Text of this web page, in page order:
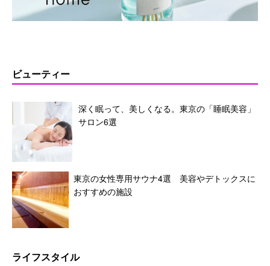
ビューティー
深く眠って、美しくなる。東京の「睡眠美容」
サロン6選
東京の女性専用サウナ4選 美容やデトックスに
おすすめの施設
ライフスタイル